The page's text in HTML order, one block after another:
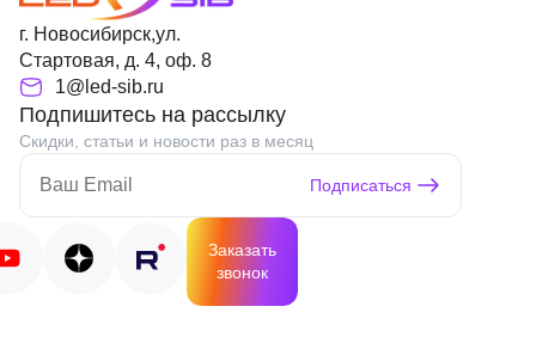
г. Новосибирск,ул.
Стартовая, д. 4, оф. 8
1@led-sib.ru
Подпишитесь на рассылку
Скидки, статьи и новости раз в месяц
Подписаться
Заказать
звонок